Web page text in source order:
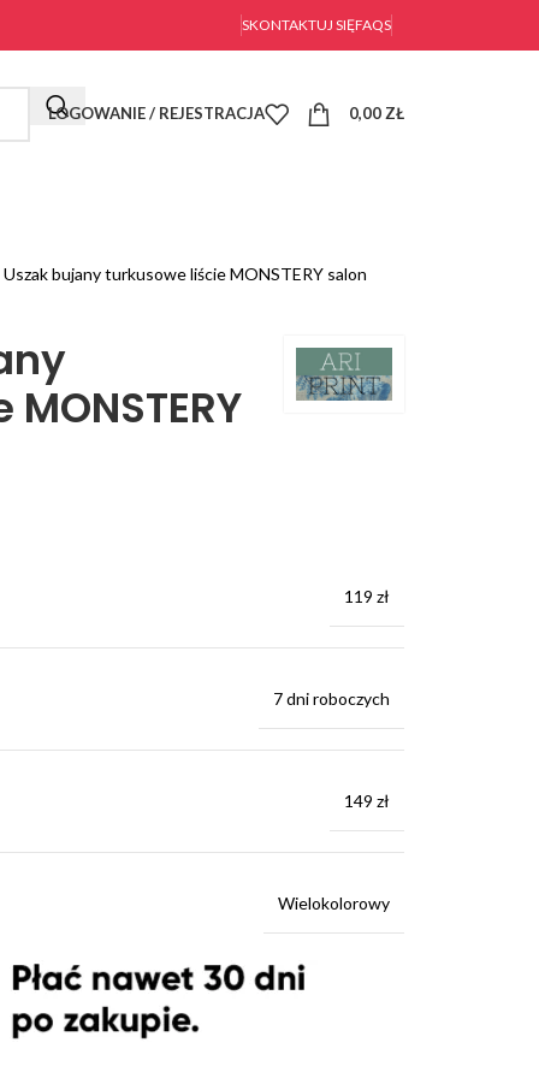
SKONTAKTUJ SIĘFAQS
LOGOWANIE / REJESTRACJA 0,00 ZŁ
bujany turkusowe liście MONSTERY salon
119 zł
7 dni roboczych
149 zł
Wielokolorowy